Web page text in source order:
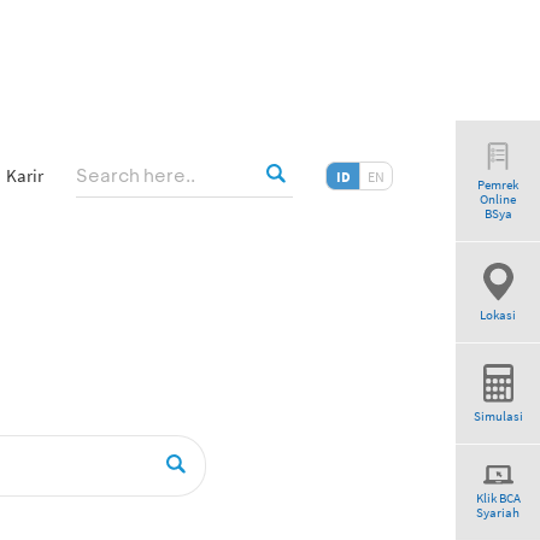
Karir ID EN
Pemrek
Online
BSya
Lokasi
Simulasi
Klik BCA
Syariah